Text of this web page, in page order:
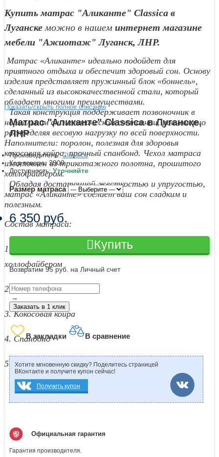
Купить матрас "Аликанте" Classica в
Луганскеможно в нашем интернет магазине
мебели "Ажиотаж" Луганск, ЛНР.
Матрас «Аликанте» идеально подойдет для
приятного отдыха и обеспечит здоровый сон. Основу
изделия представляет пружинный блок «боннель»,
сделанный из высококачественной стали, который
обладает многими преимуществами.
Такая конструкция поддерживает позвоночник в
нормальном физиологическом состоянии, равномерно
распределяя весовую нагрузку по всей поверхности.
Наполнители: поролон, полезная для здоровья
кокосовая койра, прочный спанбонд. Чехол матраса
изготовлен из трикотажного полотна, прошитого
холлофайбером.
Обладая достаточной жесткостью и упругостью,
матрас «Аликанте» сделает ваш сон сладким и
полезным.
Состав матраса:
1. Чехол: ткань матрасная "Жаккард" стеганая
холлофайбером
2. Материал Airfoam
3.Кокосовая койра
4. Спанбонд
5. Пружинный блок "Бонель" с боковой поддержкой
Показать/скрыть полное описание
Матрас "Аликанте" Classica в Луганске,
ЛНР
Производитель:Classica
Код товара: 3900
Доступность:Уточняйте
Размер матраса
6 350 руб.
Купить
Возвратим 95 руб. на Личный счет
→
Заказать в 1 клик
В закладки В сравнение
Хотите мгновенную скидку? Поделитесь страницей
ВКонтакте и получите купон сейчас!
Получить купон
Официальная гарантия
Гарантия производителя.